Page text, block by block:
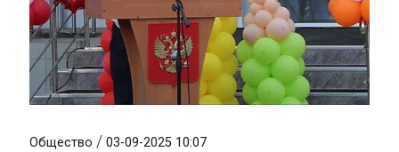
Общество / 03-09-2025 10:07